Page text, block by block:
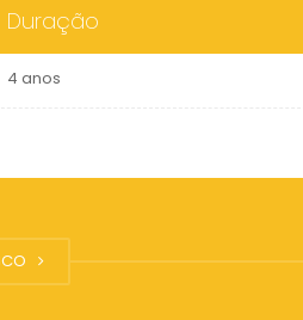
Duração
4 anos